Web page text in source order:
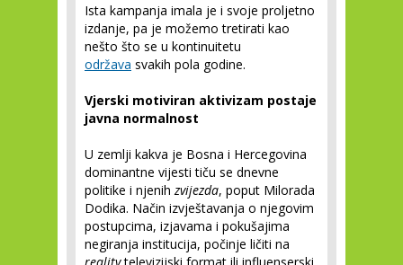
Ista kampanja imala je i svoje proljetno
izdanje, pa je možemo tretirati kao
nešto što se u kontinuitetu
održava svakih pola godine.
Vjerski motiviran aktivizam postaje
javna normalnost
U zemlji kakva je Bosna i Hercegovina
dominantne vijesti tiču se dnevne
politike i njenihzvijezda, poput Milorada
Dodika. Način izvještavanja o njegovim
postupcima, izjavama i pokušajima
negiranja institucija, počinje ličiti na